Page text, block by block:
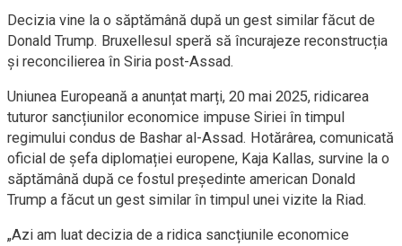
Decizia vine la o săptămână după un gest similar făcut de
Donald Trump. Bruxellesul speră să încurajeze reconstrucția
și reconcilierea în Siria post-Assad.
Uniunea Europeană a anunțat marți, 20 mai 2025, ridicarea
tuturor sancțiunilor economice impuse Siriei în timpul
regimului condus de Bashar al-Assad. Hotărârea, comunicată
oficial de șefa diplomației europene, Kaja Kallas, survine la o
săptămână după ce fostul președinte american Donald
Trump a făcut un gest similar în timpul unei vizite la Riad.
„Azi am luat decizia de a ridica sancțiunile economice